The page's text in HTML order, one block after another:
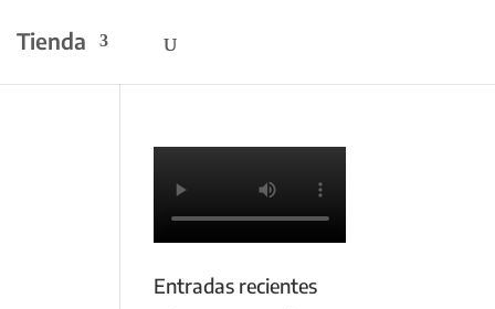
Tienda
Entradas recientes